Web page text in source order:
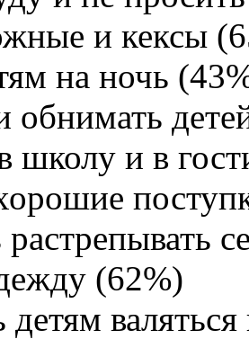
и кексы
на ночь
обнимать
школу и в
растрепывать
(62%)
детям